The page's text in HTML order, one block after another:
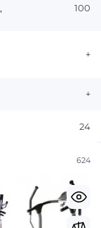
100
+
+
24
624